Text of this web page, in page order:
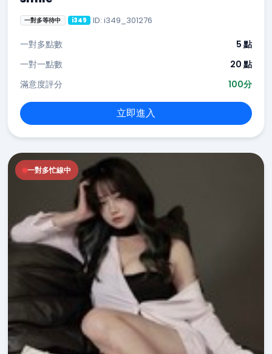
一對多等待中 i349 ID: i349_301276
一對多點數
5 點
一對一點數
20 點
滿意度評分
100分
立即進入
一對多忙線中